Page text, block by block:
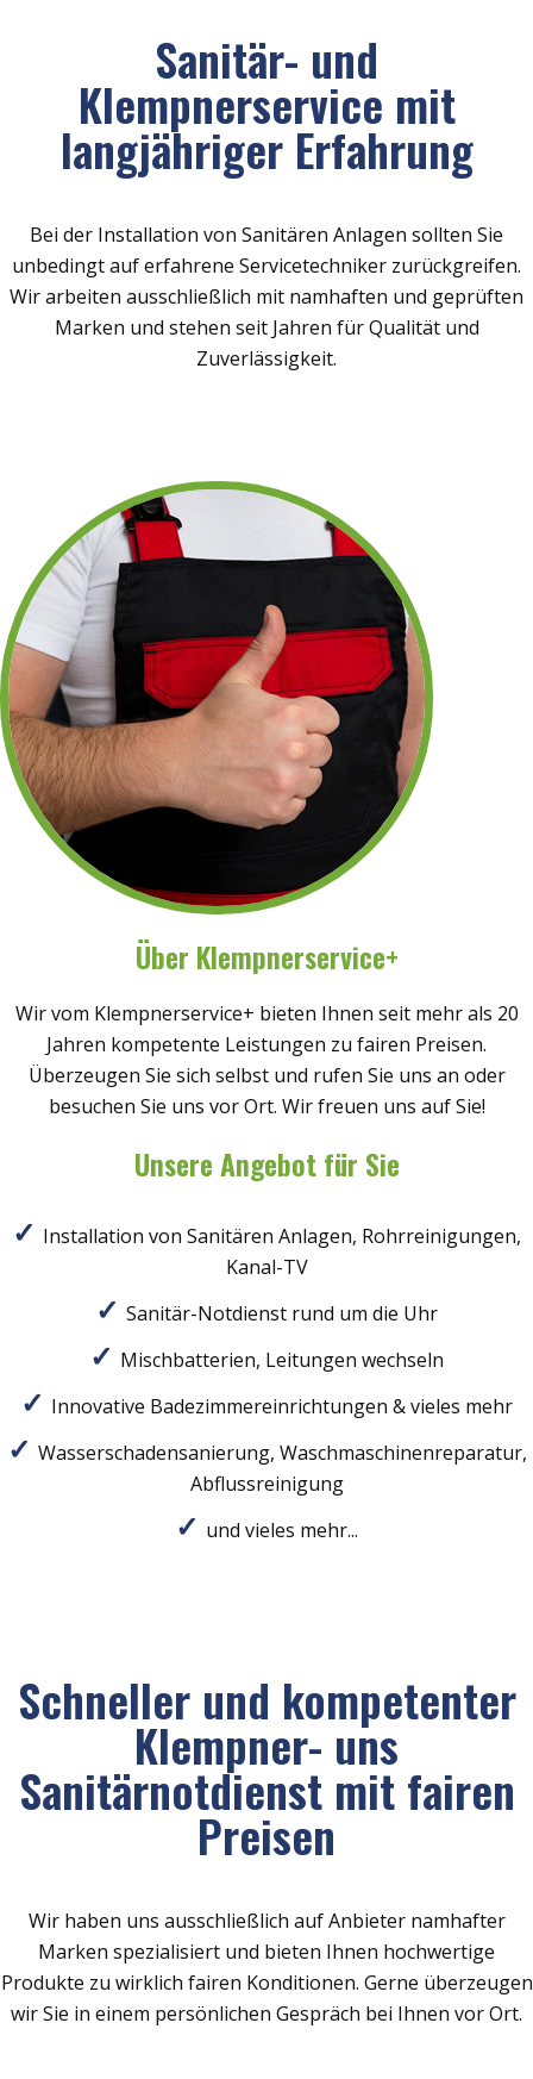
Sanitär- und
Klempnerservice mit
langjähriger Erfahrung
Bei der Installation von Sanitären Anlagen sollten Sie
unbedingt auf erfahrene Servicetechniker zurückgreifen.
Wir arbeiten ausschließlich mit namhaften und geprüften
Marken und stehen seit Jahren für Qualität und
Zuverlässigkeit.
Über Klempnerservice+
Wir vom Klempnerservice+ bieten Ihnen seit mehr als 20
Jahren kompetente Leistungen zu fairen Preisen.
Überzeugen Sie sich selbst und rufen Sie uns an oder
besuchen Sie uns vor Ort. Wir freuen uns auf Sie!
Unsere Angebot für Sie
Installation von Sanitären Anlagen, Rohrreinigungen,
Kanal-TV
Sanitär-Notdienst rund um die Uhr
Mischbatterien, Leitungen wechseln
Innovative Badezimmereinrichtungen & vieles mehr
Wasserschadensanierung, Waschmaschinenreparatur,
Abflussreinigung
und vieles mehr...
Schneller und kompetenter
Klempner- uns
Sanitärnotdienst mit fairen
Preisen
Wir haben uns ausschließlich auf Anbieter namhafter
Marken spezialisiert und bieten Ihnen hochwertige
Produkte zu wirklich fairen Konditionen. Gerne überzeugen
wir Sie in einem persönlichen Gespräch bei Ihnen vor Ort.